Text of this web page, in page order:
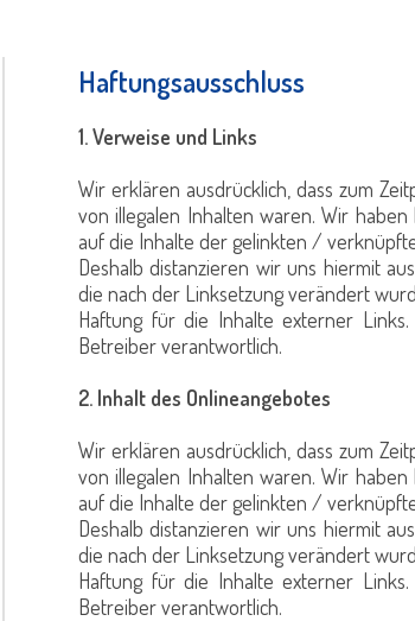
Haftungsausschluss
1. Verweise und Links
Wir erklären ausdrücklich, dass zum
von illegalen Inhalten waren. Wir
auf die Inhalte der gelinkten /
Deshalb distanzieren wir uns hiermit
die nach der Linksetzung verändert
Haftung für die Inhalte externer
Betreiber verantwortlich.
2. Inhalt des Onlineangebotes
Wir erklären ausdrücklich, dass zum
von illegalen Inhalten waren. Wir
auf die Inhalte der gelinkten /
Deshalb distanzieren wir uns hiermit
die nach der Linksetzung verändert
Haftung für die Inhalte externer
Betreiber verantwortlich.